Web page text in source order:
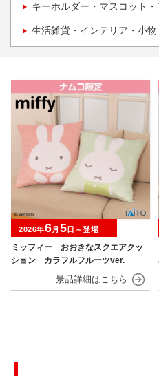
キーホルダー・マスコット
生活雑貨・インテリア・小物
ミッフィー おおきなスクエアクッ
ション カラフルフルーツver.
2026年6月 5日～登場